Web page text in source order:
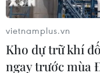
vietnamplus.vn
Kho dự trữ khí
ngay trước mùa